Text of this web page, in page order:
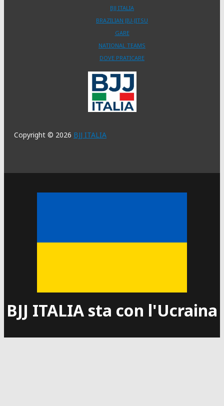
BJJ ITALIA
BRAZILIAN JIU-JITSU
GARE
NATIONAL TEAMS
DOVE PRATICARE
Copyright © 2026 BJJ ITALIA
BJJ ITALIA sta con l'Ucraina